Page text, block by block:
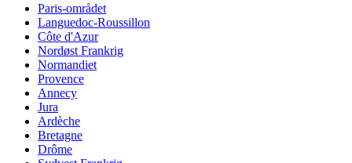
Paris-området
Languedoc-Roussillon
Côte d'Azur
Nordøst Frankrig
Normandiet
Provence
Annecy
Jura
Ardèche
Bretagne
Drôme